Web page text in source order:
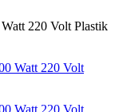
220 Volt Plastik